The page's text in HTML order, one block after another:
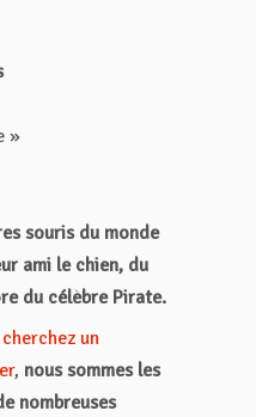
»
souris du monde
ami le chien, du
du célèbre Pirate.
un
, nous sommes les
nombreuses